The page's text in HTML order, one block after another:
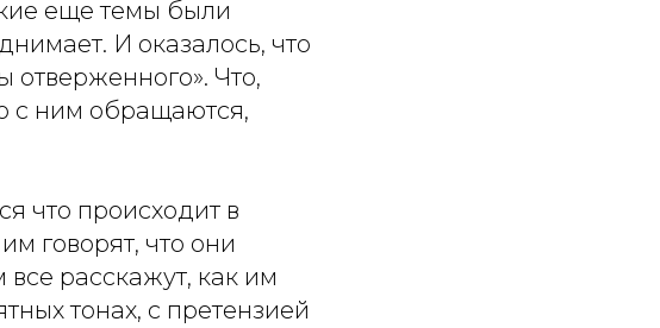
еще темы были
И оказалось, что
отверженного». Что,
с ним обращаются,
что происходит в
говорят, что они
расскажут, как им
тонах, с претензией